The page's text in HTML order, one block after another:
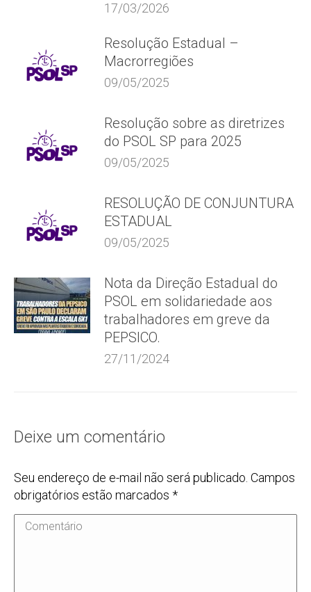
17/03/2026
Resolução Estadual –
Macrorregiões
09/05/2025
Resolução sobre as diretrizes
do PSOL SP para 2025
09/05/2025
RESOLUÇÃO DE CONJUNTURA
ESTADUAL
09/05/2025
Nota da Direção Estadual do
PSOL em solidariedade aos
trabalhadores em greve da
PEPSICO.
27/11/2024
Deixe um comentário
Seu endereço de e-mail não será publicado. Campos
obrigatórios estão marcados *
Comentário